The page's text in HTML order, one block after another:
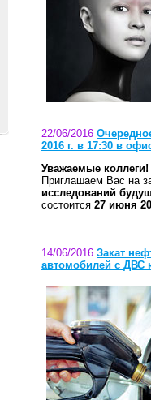
22/06/2016
2016 г. в 17:30 в
Уважаемые коллеги!
Приглашаем Вас на
исследований
состоится 27 июня
14/06/2016 Закат
автомобилей с ДВС